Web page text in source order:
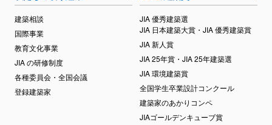
建築相談
国際事業
教育文化事業
JIA の研修制度
各種委員会・全国会議
登録建築家
JIA 優秀建築選
JIA 日本建築大賞・JIA 優秀建築賞
JIA 新人賞
JIA 25年賞・JIA 25年建築選
JIA 環境建築賞
全国学生卒業設計コンクール
建築家のあかりコンペ
JIAゴールデンキューブ賞